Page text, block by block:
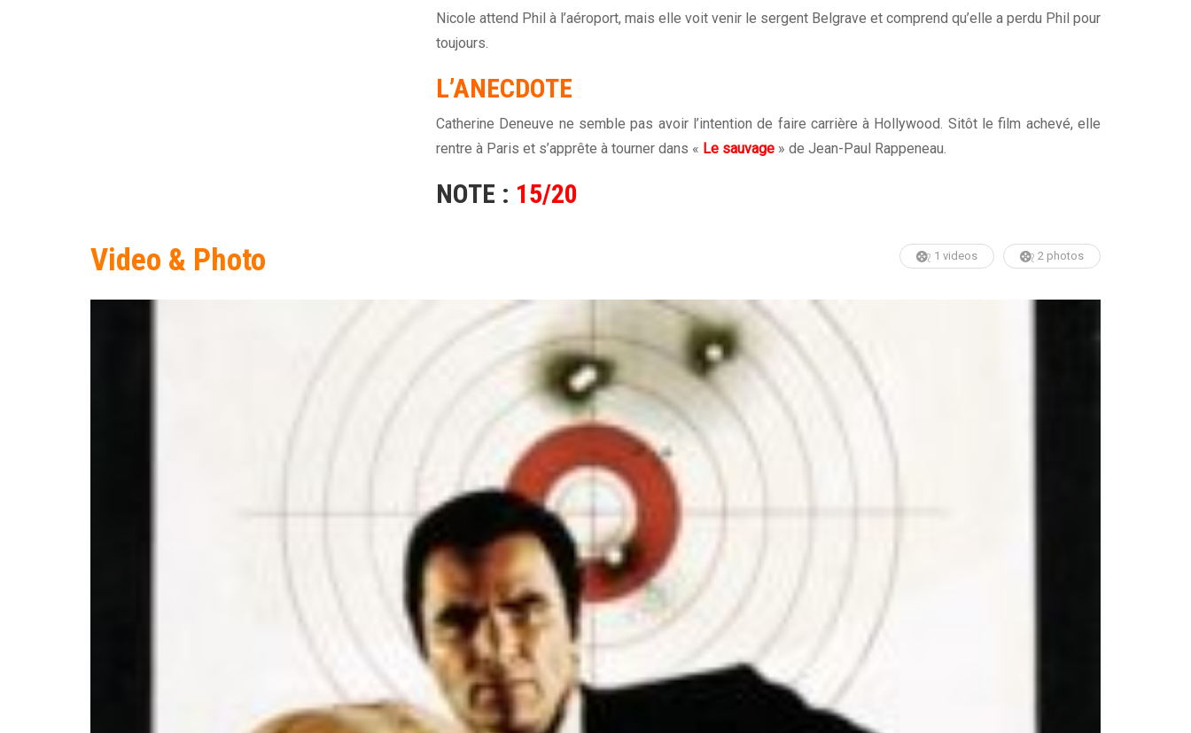
Nicole attend Phil à l’aéroport, mais elle voit venir le sergent Belgrave et comprend qu’elle a perdu Phil pour
toujours.
L’ANECDOTE
Catherine Deneuve ne semble pas avoir l’intention de faire carrière à Hollywood. Sitôt le film achevé, elle
rentre à Paris et s’apprête à tourner dans « Le sauvage » de Jean-Paul Rappeneau.
NOTE : 15/20
Video & Photo 1 videos 2 photos